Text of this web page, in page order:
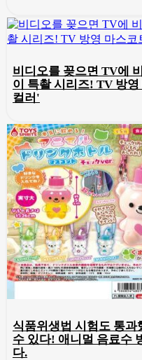
비디오를 꽂으면 TV에
이 특촬 시리즈! TV 방
컬러'
식품위생법 시험도 통
수 있다! 애니멀 음료수
다.